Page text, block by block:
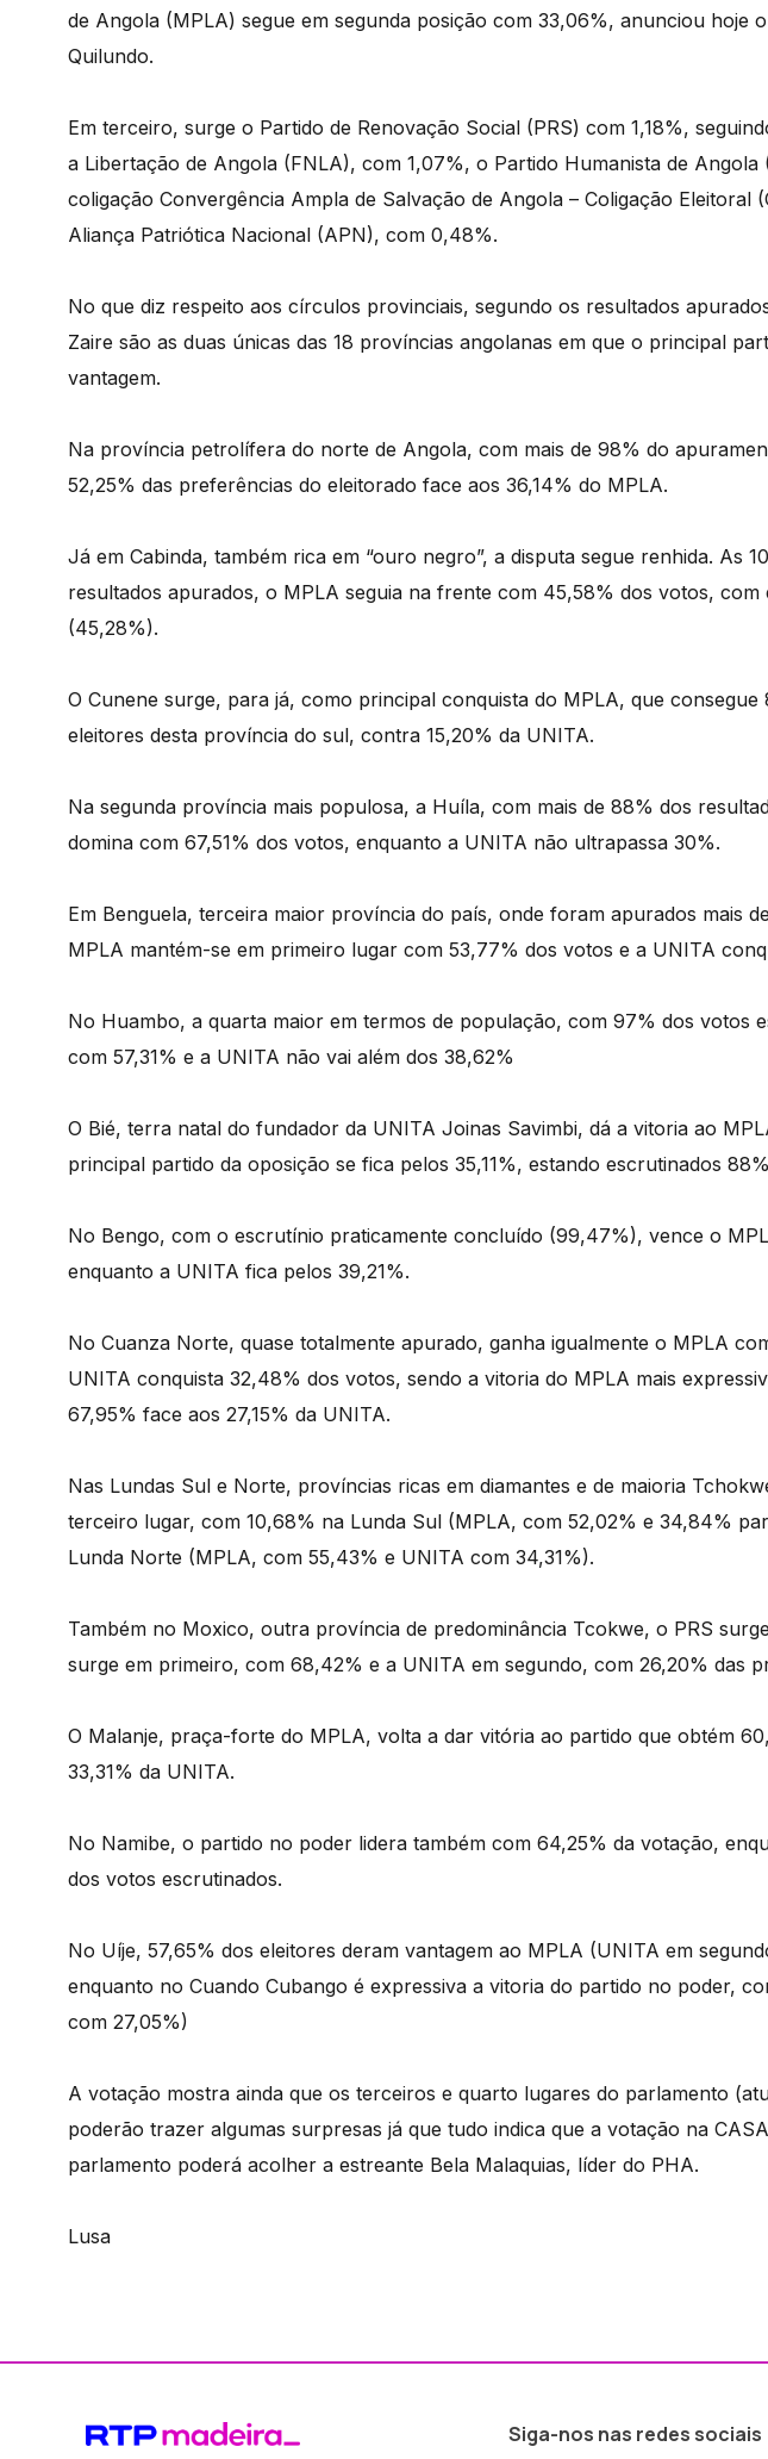
de Angola (MPLA) segue em segunda posição com 33,06%, anunciou hoje
Quilundo.
Em terceiro, surge o Partido de Renovação Social (PRS) com 1,18%,
a Libertação de Angola (FNLA), com 1,07%, o Partido Humanista de Angola
coligação Convergência Ampla de Salvação de Angola – Coligação Eleitoral
Aliança Patriótica Nacional (APN), com 0,48%.
No que diz respeito aos círculos provinciais, segundo os resultados
Zaire são as duas únicas das 18 províncias angolanas em que o principal
vantagem.
Na província petrolífera do norte de Angola, com mais de 98% do
52,25% das preferências do eleitorado face aos 36,14% do MPLA.
Já em Cabinda, também rica em “ouro negro”, a disputa segue renhida. As
resultados apurados, o MPLA seguia na frente com 45,58% dos votos, com
(45,28%).
O Cunene surge, para já, como principal conquista do MPLA, que consegue
eleitores desta província do sul, contra 15,20% da UNITA.
Na segunda província mais populosa, a Huíla, com mais de 88% dos
domina com 67,51% dos votos, enquanto a UNITA não ultrapassa 30%.
Em Benguela, terceira maior província do país, onde foram apurados mais
MPLA mantém-se em primeiro lugar com 53,77% dos votos e a UNITA
No Huambo, a quarta maior em termos de população, com 97% dos votos
com 57,31% e a UNITA não vai além dos 38,62%
O Bié, terra natal do fundador da UNITA Joinas Savimbi, dá a vitoria ao
principal partido da oposição se fica pelos 35,11%, estando escrutinados
No Bengo, com o escrutínio praticamente concluído (99,47%), vence o
enquanto a UNITA fica pelos 39,21%.
No Cuanza Norte, quase totalmente apurado, ganha igualmente o MPLA
UNITA conquista 32,48% dos votos, sendo a vitoria do MPLA mais
67,95% face aos 27,15% da UNITA.
Nas Lundas Sul e Norte, províncias ricas em diamantes e de maioria
terceiro lugar, com 10,68% na Lunda Sul (MPLA, com 52,02% e 34,84%
Lunda Norte (MPLA, com 55,43% e UNITA com 34,31%).
Também no Moxico, outra província de predominância Tcokwe, o PRS
surge em primeiro, com 68,42% e a UNITA em segundo, com 26,20% das
O Malanje, praça-forte do MPLA, volta a dar vitória ao partido que obtém
33,31% da UNITA.
No Namibe, o partido no poder lidera também com 64,25% da votação,
dos votos escrutinados.
No Uíje, 57,65% dos eleitores deram vantagem ao MPLA (UNITA em
enquanto no Cuando Cubango é expressiva a vitoria do partido no poder,
com 27,05%)
A votação mostra ainda que os terceiros e quarto lugares do parlamento
poderão trazer algumas surpresas já que tudo indica que a votação na
parlamento poderá acolher a estreante Bela Malaquias, líder do PHA.
Lusa
Siga-nos nas redes sociais